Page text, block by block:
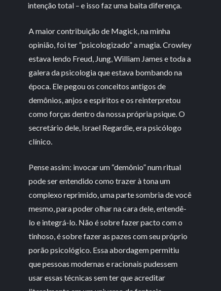
intenção total – e isso faz uma baita diferença.
A maior contribuição de Magick, na minha
opinião, foi ter “psicologizado” a magia. Crowley
estava lendo Freud, Jung, William James e toda a
galera da psicologia que estava bombando na
época. Ele pegou os conceitos antigos de
demônios, anjos e espíritos e os reinterpretou
como forças dentro da nossa própria psique. O
secretário dele, Israel Regardie, era psicólogo
clínico.
Pense assim: invocar um “demônio” num ritual
pode ser entendido como trazer à tona um
complexo reprimido, uma parte sombria de você
mesmo, para poder olhar na cara dele, entendê-
lo e integrá-lo. Não é sobre fazer pacto com o
tinhoso, é sobre fazer as pazes com seu próprio
porão psicológico. Essa abordagem permitiu
que pessoas modernas e racionais pudessem
usar essas técnicas sem ter que acreditar